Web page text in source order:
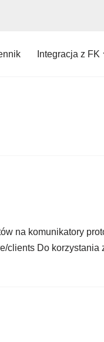
Integracja z FK
na komunikatory
clients Do korzystania